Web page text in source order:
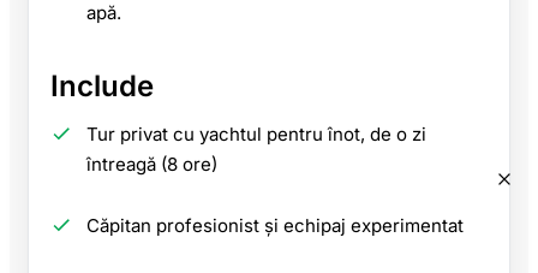
apă.
Include
Tur privat cu yachtul pentru înot, de o zi
întreagă (8 ore)
Căpitan profesionist și echipaj experimentat